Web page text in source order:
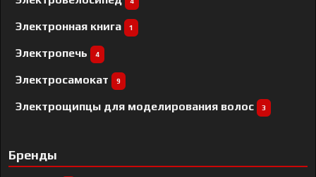
Электронная книга 1
Электропечь 4
Электросамокат 9
Электрощипцы для моделирования волос 3
Бренды